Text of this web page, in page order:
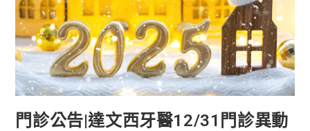
門診公告|達文西牙醫12/31門診異動